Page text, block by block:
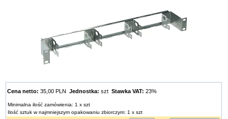
Cena netto: 35,00 PLNJednostka: sztStawka VAT: 23%
Minimalna ilość zamówienia: 1 x szt
Ilość sztuk w najmniejszym opakowaniu zbiorczym: 1 x szt